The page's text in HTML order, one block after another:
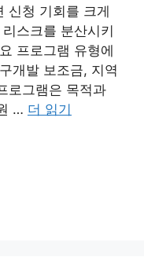
신청 기회를 크게
스크를 분산시키
프로그램 유형에
개발 보조금, 지역
로그램은 목적과
… 더 읽기